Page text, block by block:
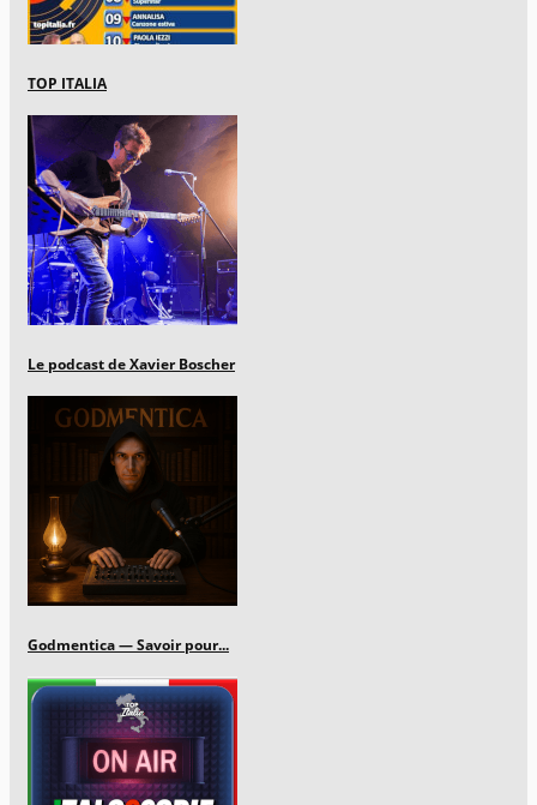
TOP ITALIA
Le podcast de Xavier Boscher
Godmentica — Savoir pour...